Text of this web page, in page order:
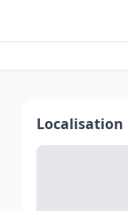
Localisation